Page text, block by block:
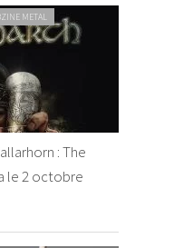
METAL
: The
le 2 octobre